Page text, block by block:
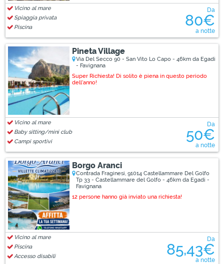
Da
80€
a notte
Vicino al mare
Spiaggia privata
Piscina
Pineta Village
Via Del Secco 90 - San Vito Lo Capo - 46km da Egadi
- Favignana
Super Richiesta! Di solito è piena in questo periodo
dell'anno!
Da
50€
a notte
Vicino al mare
Baby sitting/mini club
Campi sportivi
Borgo Aranci
Contrada Fraginesi, 91014 Castellammare Del Golfo
Tp 33 - Castellammare del Golfo - 46km da Egadi -
Favignana
12 persone hanno già inviato una richiesta!
Da
85,43€
a notte
Vicino al mare
Piscina
Accesso disabili